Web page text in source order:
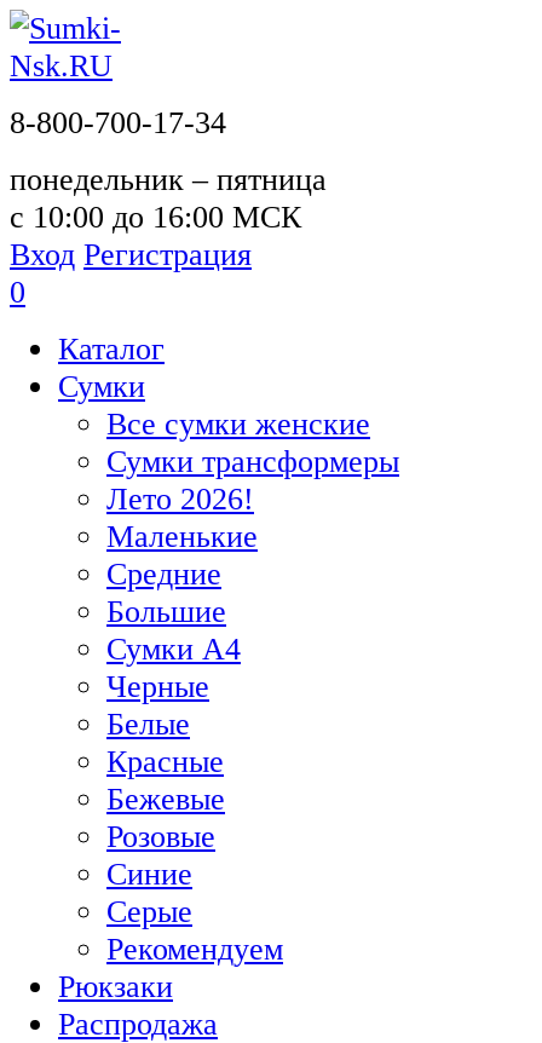
8-800-700-17-34
понедельник – пятница
с 10:00 до 16:00 МСК
Вход Регистрация
0
Каталог
Сумки
Все сумки женские
Сумки трансформеры
Лето 2026!
Маленькие
Средние
Большие
Сумки А4
Черные
Белые
Красные
Бежевые
Розовые
Синие
Серые
Рекомендуем
Рюкзаки
Распродажа